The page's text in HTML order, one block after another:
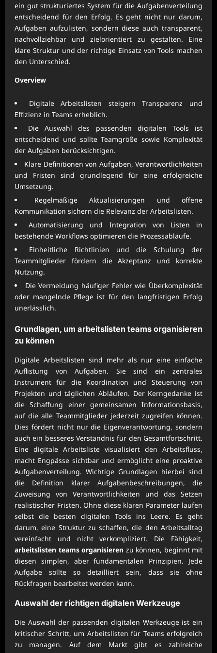
ein gut strukturiertes System für die Aufgabenverteilung
entscheidend für den Erfolg. Es geht nicht nur darum,
Aufgaben aufzulisten, sondern diese auch transparent,
nachvollziehbar und zielorientiert zu gestalten. Eine
klare Struktur und der richtige Einsatz von Tools machen
den Unterschied.
Overview
Digitale Arbeitslisten steigern Transparenz und
Effizienz in Teams erheblich.
Die Auswahl des passenden digitalen Tools ist
entscheidend und sollte Teamgröße sowie Komplexität
der Aufgaben berücksichtigen.
Klare Definitionen von Aufgaben, Verantwortlichkeiten
und Fristen sind grundlegend für eine erfolgreiche
Umsetzung.
Regelmäßige Aktualisierungen und offene
Kommunikation sichern die Relevanz der Arbeitslisten.
Automatisierung und Integration von Listen in
bestehende Workflows optimieren die Prozessabläufe.
Einheitliche Richtlinien und die Schulung der
Teammitglieder fördern die Akzeptanz und korrekte
Nutzung.
Die Vermeidung häufiger Fehler wie Überkomplexität
oder mangelnde Pflege ist für den langfristigen Erfolg
unerlässlich.
Grundlagen, um arbeitslisten teams organisieren
zu können
Digitale Arbeitslisten sind mehr als nur eine einfache
Auflistung von Aufgaben. Sie sind ein zentrales
Instrument für die Koordination und Steuerung von
Projekten und täglichen Abläufen. Der Kerngedanke ist
die Schaffung einer gemeinsamen Informationsbasis,
auf die alle Teammitglieder jederzeit zugreifen können.
Dies fördert nicht nur die Eigenverantwortung, sondern
auch ein besseres Verständnis für den Gesamtfortschritt.
Eine digitale Arbeitsliste visualisiert den Arbeitsfluss,
macht Engpässe sichtbar und ermöglicht eine proaktive
Aufgabenverteilung. Wichtige Grundlagen hierbei sind
die Definition klarer Aufgabenbeschreibungen, die
Zuweisung von Verantwortlichkeiten und das Setzen
realistischer Fristen. Ohne diese klaren Parameter laufen
selbst die besten digitalen Tools ins Leere. Es geht
darum, eine Struktur zu schaffen, die den Arbeitsalltag
vereinfacht und nicht verkompliziert. Die Fähigkeit,
arbeitslisten teams organisieren zu können, beginnt mit
diesen simplen, aber fundamentalen Prinzipien. Jede
Aufgabe sollte so detailliert sein, dass sie ohne
Rückfragen bearbeitet werden kann.
Auswahl der richtigen digitalen Werkzeuge
Die Auswahl der passenden digitalen Werkzeuge ist ein
kritischer Schritt, um Arbeitslisten für Teams erfolgreich
zu managen. Auf dem Markt gibt es zahlreiche